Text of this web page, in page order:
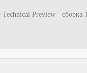
Technical Preview - сборка